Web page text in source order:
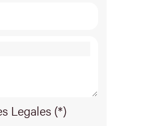
Legales (*)